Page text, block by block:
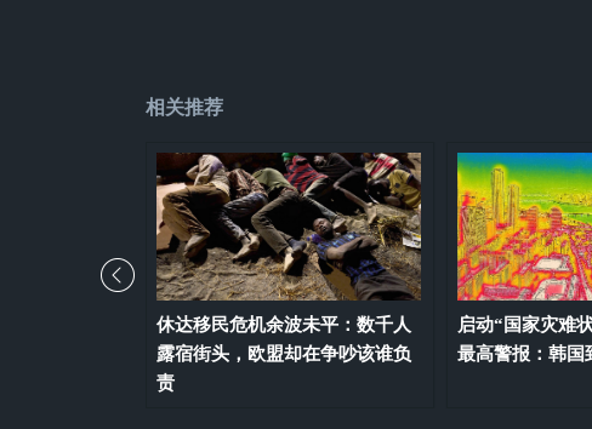
相关推荐
休达移民危机余波未平：数千人
露宿街头，欧盟却在争吵该谁负
责
启动“国家灾难
最高警报：韩国